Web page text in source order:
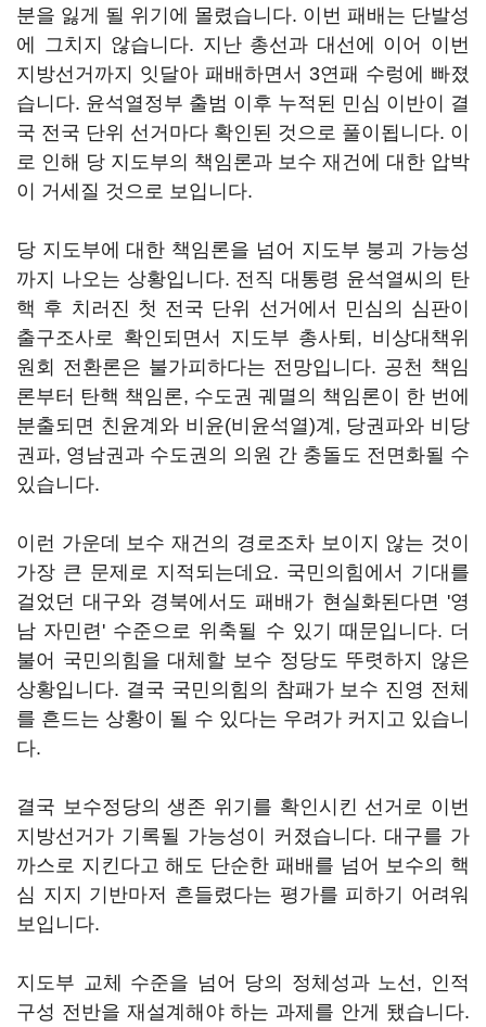
분을 잃게 될 위기에 몰렸습니다. 이번 패배는 단발성
에 그치지 않습니다. 지난 총선과 대선에 이어 이번
지방선거까지 잇달아 패배하면서 3연패 수렁에 빠졌
습니다. 윤석열정부 출범 이후 누적된 민심 이반이 결
국 전국 단위 선거마다 확인된 것으로 풀이됩니다. 이
로 인해 당 지도부의 책임론과 보수 재건에 대한 압박
이 거세질 것으로 보입니다.
당 지도부에 대한 책임론을 넘어 지도부 붕괴 가능성
까지 나오는 상황입니다. 전직 대통령 윤석열씨의 탄
핵 후 치러진 첫 전국 단위 선거에서 민심의 심판이
출구조사로 확인되면서 지도부 총사퇴, 비상대책위
원회 전환론은 불가피하다는 전망입니다. 공천 책임
론부터 탄핵 책임론, 수도권 궤멸의 책임론이 한 번에
분출되면 친윤계와 비윤(비윤석열)계, 당권파와 비당
권파, 영남권과 수도권의 의원 간 충돌도 전면화될 수
있습니다.
이런 가운데 보수 재건의 경로조차 보이지 않는 것이
가장 큰 문제로 지적되는데요. 국민의힘에서 기대를
걸었던 대구와 경북에서도 패배가 현실화된다면 '영
남 자민련' 수준으로 위축될 수 있기 때문입니다. 더
불어 국민의힘을 대체할 보수 정당도 뚜렷하지 않은
상황입니다. 결국 국민의힘의 참패가 보수 진영 전체
를 흔드는 상황이 될 수 있다는 우려가 커지고 있습니
다.
결국 보수정당의 생존 위기를 확인시킨 선거로 이번
지방선거가 기록될 가능성이 커졌습니다. 대구를 가
까스로 지킨다고 해도 단순한 패배를 넘어 보수의 핵
심 지지 기반마저 흔들렸다는 평가를 피하기 어려워
보입니다.
지도부 교체 수준을 넘어 당의 정체성과 노선, 인적
구성 전반을 재설계해야 하는 과제를 안게 됐습니다.